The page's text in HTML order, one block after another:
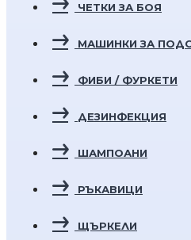
ЧЕТКИ ЗА БОЯ
МАШИНКИ ЗА
ФИБИ / ФУРКЕТИ
ДЕЗИНФЕКЦИЯ
ШАМПОАНИ
РЪКАВИЦИ
ЩЪРКЕЛИ